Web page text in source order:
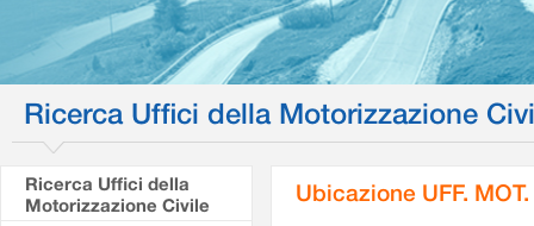
Ricerca Uffici della Motorizzazione
Ricerca Uffici della
Motorizzazione Civile
Ubicazione UFF.